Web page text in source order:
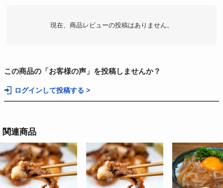
現在、商品レビューの投稿はありません。
この商品の「お客様の声」を投稿しませんか？
ログインして投稿する >
関連商品